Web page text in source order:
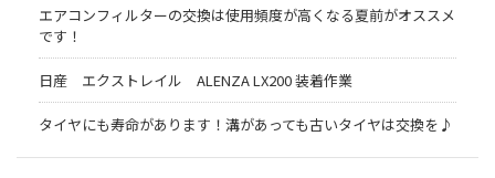
エアコンフィルターの交換は使用頻度が高くなる夏前がオススメ
です！
日産 エクストレイル ALENZA LX200 装着作業
タイヤにも寿命があります！溝があっても古いタイヤは交換を♪